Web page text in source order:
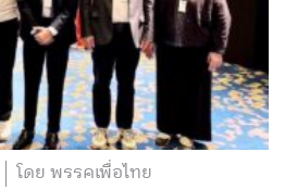
โดย พรรคเพื่อไทย